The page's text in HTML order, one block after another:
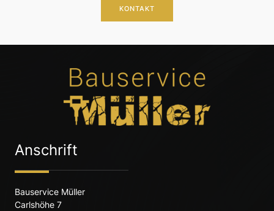
KONTAKT
Anschrift
Bauservice Müller
Carlshöhe 7